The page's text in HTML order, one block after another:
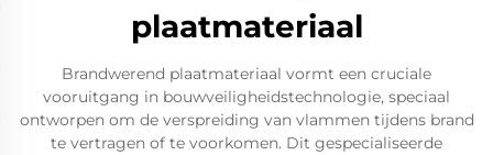
plaatmateriaal
Brandwerend plaatmateriaal vormt een cruciale
vooruitgang in bouwveiligheidstechnologie, speciaal
ontworpen om de verspreiding van vlammen tijdens brand
te vertragen of te voorkomen. Dit gespecialiseerde